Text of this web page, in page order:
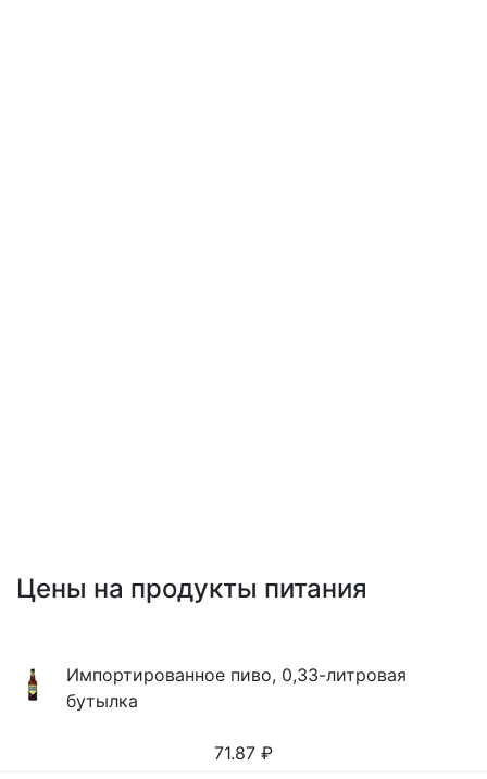
Цены на продукты питания
Импортированное пиво, 0,33-литровая
бутылка
71.87 ₽